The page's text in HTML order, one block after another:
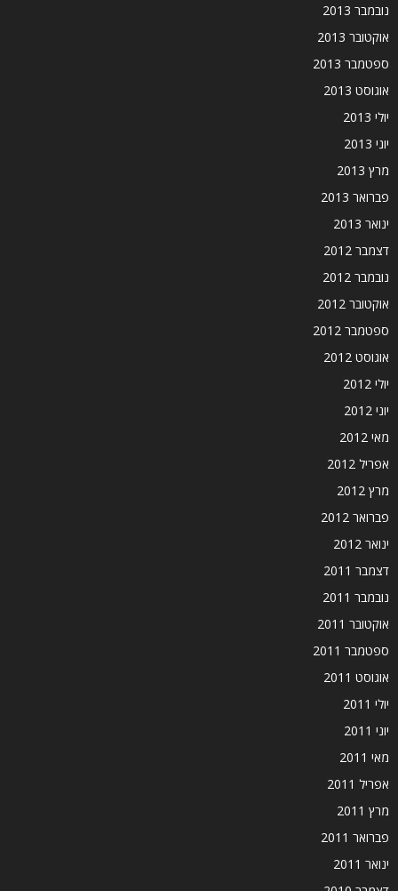
נובמבר 2013
אוקטובר 2013
ספטמבר 2013
אוגוסט 2013
יולי 2013
יוני 2013
מרץ 2013
פברואר 2013
ינואר 2013
דצמבר 2012
נובמבר 2012
אוקטובר 2012
ספטמבר 2012
אוגוסט 2012
יולי 2012
יוני 2012
מאי 2012
אפריל 2012
מרץ 2012
פברואר 2012
ינואר 2012
דצמבר 2011
נובמבר 2011
אוקטובר 2011
ספטמבר 2011
אוגוסט 2011
יולי 2011
יוני 2011
מאי 2011
אפריל 2011
מרץ 2011
פברואר 2011
ינואר 2011